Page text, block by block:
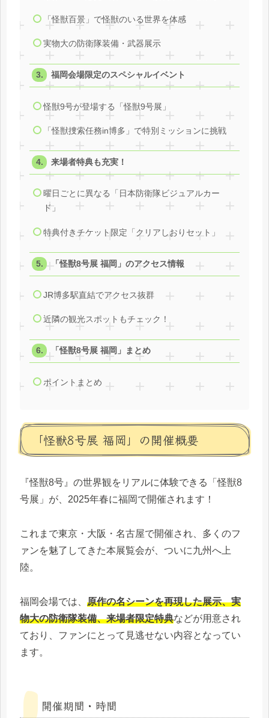
「怪獣百景」で怪獣のいる世界を体感
実物大の防衛隊装備・武器展示
福岡会場限定のスペシャルイベント
怪獣9号が登場する「怪獣9号展」
「怪獣捜索任務in博多」で特別ミッションに挑戦
来場者特典も充実！
曜日ごとに異なる「日本防衛隊ビジュアルカー
ド」
特典付きチケット限定「クリアしおりセット」
「怪獣8号展 福岡」のアクセス情報
JR博多駅直結でアクセス抜群
近隣の観光スポットもチェック！
「怪獣8号展 福岡」まとめ
ポイントまとめ
「怪獣8号展 福岡」の開催概要
『怪獣8号』の世界観をリアルに体験できる「怪獣8
号展」が、2025年春に福岡で開催されます！
これまで東京・大阪・名古屋で開催され、多くのフ
ァンを魅了してきた本展覧会が、ついに九州へ上
陸。
福岡会場では、 原作の名シーンを再現した展示、実
物大の防衛隊装備、来場者限定特典などが用意され
ており、ファンにとって見逃せない内容となってい
ます。
開催期間・時間